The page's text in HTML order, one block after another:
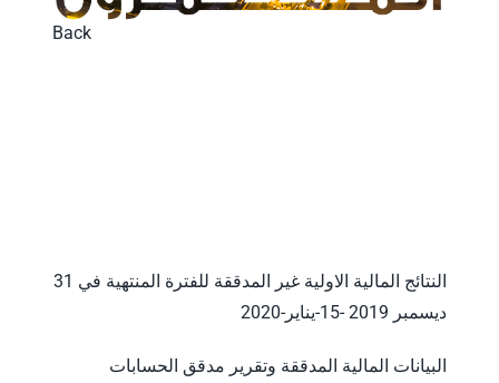
Back
النتائج المالية الاولية غير المدققة للفترة المنتهية في 31
ديسمبر 2019 -15-يناير-2020
البيانات المالية المدققة وتقرير مدقق الحسابات